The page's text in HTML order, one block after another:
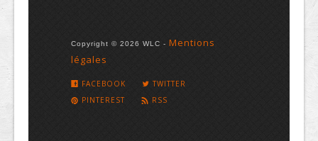
Copyright © 2026 WLC - Mentions
légales
FACEBOOK
TWITTER
PINTEREST
RSS